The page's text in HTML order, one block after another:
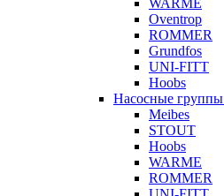
WARME
Oventrop
ROMMER
Grundfos
UNI-FITT
Hoobs
Насосные группы
Meibes
STOUT
Hoobs
WARME
ROMMER